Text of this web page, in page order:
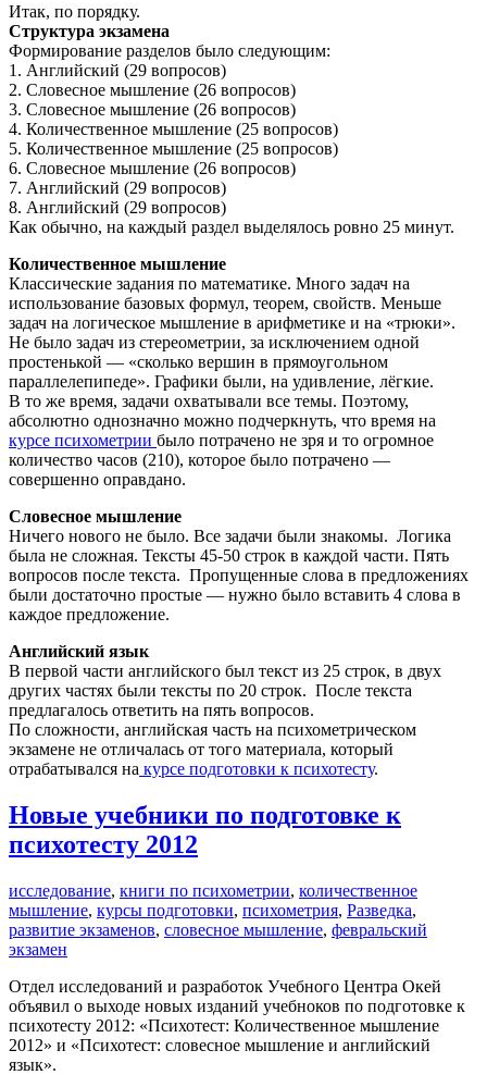
Итак, по порядку.
Структура экзамена
Формирование разделов было следующим:
1. Английский (29 вопросов)
2. Словесное мышление (26 вопросов)
3. Словесное мышление (26 вопросов)
4. Количественное мышление (25 вопросов)
5. Количественное мышление (25 вопросов)
6. Словесное мышление (26 вопросов)
7. Английский (29 вопросов)
8. Английский (29 вопросов)
Как обычно, на каждый раздел выделялось ровно 25 минут.
Количественное мышление
Классические задания по математике. Много задач на
использование базовых формул, теорем, свойств. Меньше
задач на логическое мышление в арифметике и на «трюки».
Не было задач из стереометрии, за исключением одной
простенькой — «сколько вершин в прямоугольном
параллелепипеде». Графики были, на удивление, лёгкие.
В то же время, задачи охватывали все темы. Поэтому,
абсолютно однозначно можно подчеркнуть, что время на
курсе психометрии было потрачено не зря и то огромное
количество часов (210), которое было потрачено —
совершенно оправдано.
Словесное мышление
Ничего нового не было. Все задачи были знакомы. Логика
была не сложная. Тексты 45-50 строк в каждой части. Пять
вопросов после текста. Пропущенные слова в предложениях
были достаточно простые — нужно было вставить 4 слова в
каждое предложение.
Английский язык
В первой части английского был текст из 25 строк, в двух
других частях были тексты по 20 строк. После текста
предлагалось ответить на пять вопросов.
По сложности, английская часть на психометрическом
экзамене не отличалась от того материала, который
отрабатывался на курсе подготовки к психотесту.
Новые учебники по подготовке к
психотесту 2012
исследование, книги по психометрии, количественное
мышление, курсы подготовки, психометрия, Разведка,
развитие экзаменов, словесное мышление, февральский
экзамен
Отдел исследований и разработок Учебного Центра Окей
объявил о выходе новых изданий учебноков по подготовке к
психотесту 2012: «Психотест: Количественное мышление
2012» и «Психотест: словесное мышление и английский
язык».